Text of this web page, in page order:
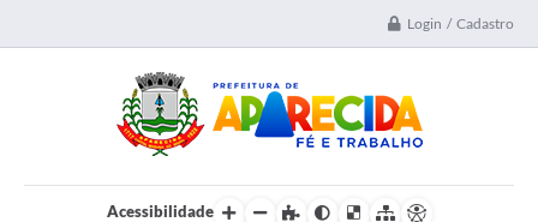
Login / Cadastro
Acessibilidade